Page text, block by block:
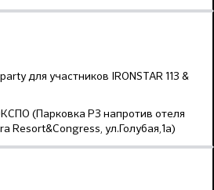
для участников IRONSTAR 113 &
(Парковка Р3 напротив отеля
Resort&Congress, ул.Голубая,1а)